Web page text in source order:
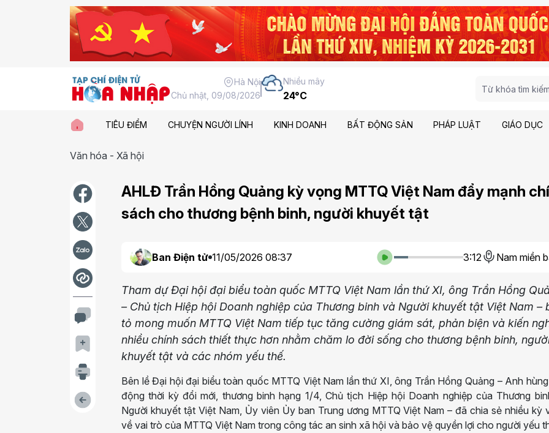
Hà Nội
Chủ nhật, 09/08/2026
Nhiều mây
24°C
TIÊU ĐIỂM CHUYỆN NGƯỜI LÍNH KINH DOANH BẤT ĐỘNG SẢN PHÁP LUẬT GIÁO DỤC
Văn hóa - Xã hội
AHLĐ Trần Hồng Quảng kỳ vọng MTTQ Việt Nam đẩy mạnh
sách cho thương bệnh binh, người khuyết tật
Ban Điện tử 11/05/2026 08:37 3:12 Nam miền
Tham dự Đại hội đại biểu toàn quốc MTTQ Việt Nam lần thứ XI, ông Trần Hồng
– Chủ tịch Hiệp hội Doanh nghiệp của Thương binh và Người khuyết tật Việt Nam –
tỏ mong muốn MTTQ Việt Nam tiếp tục tăng cường giám sát, phản biện và kiến
nhiều chính sách thiết thực hơn nhằm chăm lo đời sống cho thương bệnh binh,
khuyết tật và các nhóm yếu thế.
Bên lề Đại hội đại biểu toàn quốc MTTQ Việt Nam lần thứ XI, ông Trần Hồng Quảng – Anh
động thời kỳ đổi mới, thương binh hạng 1/4, Chủ tịch Hiệp hội Doanh nghiệp của Thương
Người khuyết tật Việt Nam, Ủy viên Ủy ban Trung ương MTTQ Việt Nam – đã chia sẻ nhiều kỳ
về vai trò của MTTQ Việt Nam trong công tác an sinh xã hội và bảo vệ quyền lợi cho người yếu